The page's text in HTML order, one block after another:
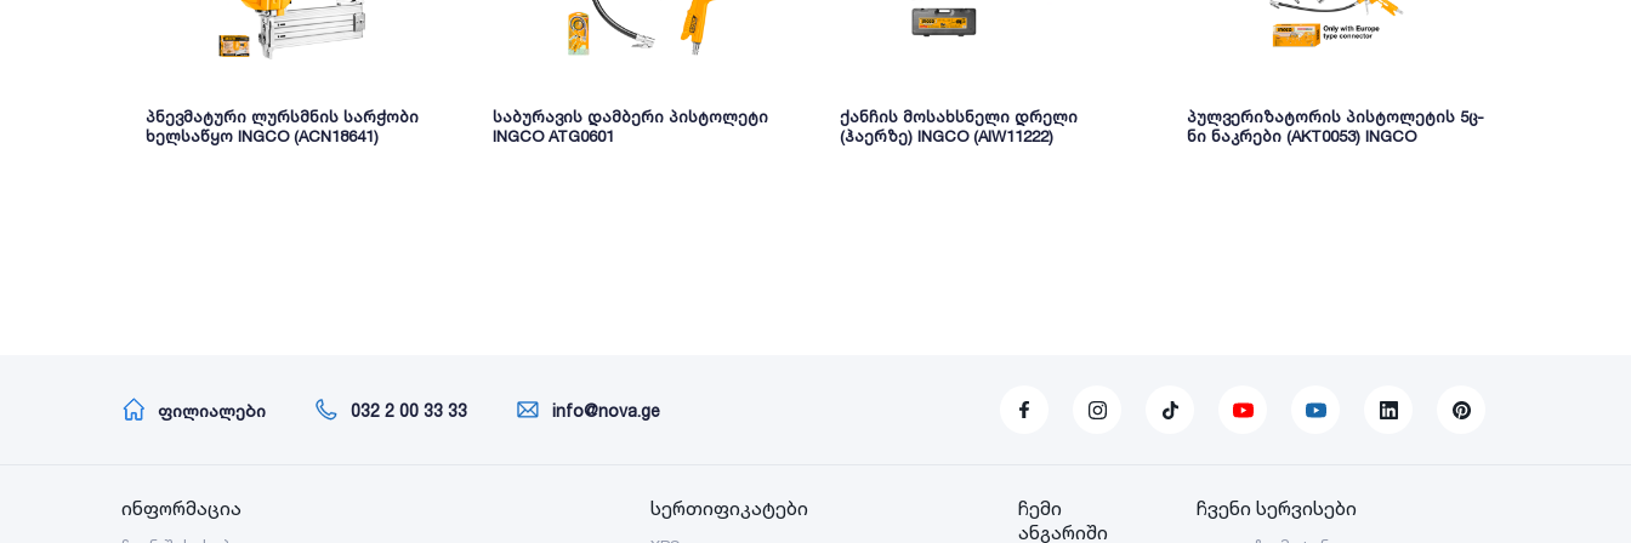
პნევმატური ლურსმნის სარჭობი
ხელსაწყო INGCO (ACN18641)
საბურავის დამბერი პისტოლეტი
INGCO ATG0601
ქანჩის მოსახსნელი დრელი
(ჰაერზე) INGCO (AIW11222)
პულვერიზატორის პისტოლეტის 5ც-
ნი ნაკრები (AKT0053) INGCO
ფილიალები 032 2 00 33 33 info@nova.ge
ინფორმაცია სერთიფიკატები
ჩემი
ანგარიში
ჩვენი სერვისები